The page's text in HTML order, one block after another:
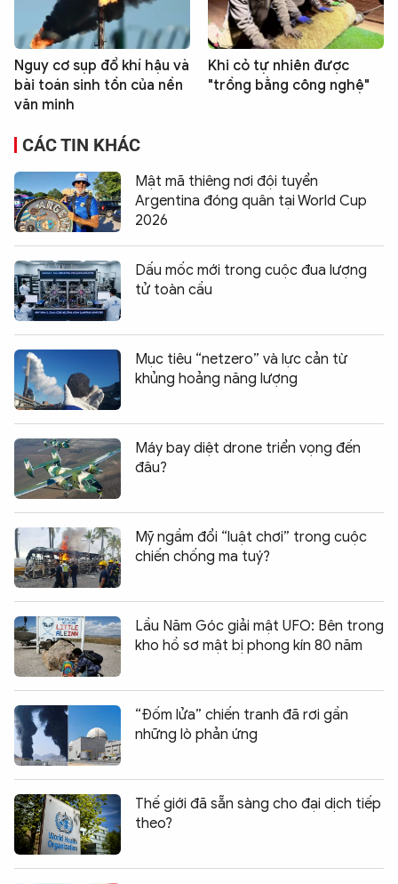
Nguy cơ sụp đổ khí hậu và
bài toán sinh tồn của nền
văn minh
Khi cỏ tự nhiên được
"trồng bằng công nghệ"
CÁC TIN KHÁC
Mật mã thiêng nơi đội tuyển
Argentina đóng quân tại World Cup
2026
Dấu mốc mới trong cuộc đua lượng
tử toàn cầu
Mục tiêu “netzero” và lực cản từ
khủng hoảng năng lượng
Máy bay diệt drone triển vọng đến
đâu?
Mỹ ngầm đổi “luật chơi” trong cuộc
chiến chống ma tuý?
Lầu Năm Góc giải mật UFO: Bên trong
kho hồ sơ mật bị phong kín 80 năm
“Đốm lửa” chiến tranh đã rơi gần
những lò phản ứng
Thế giới đã sẵn sàng cho đại dịch tiếp
theo?